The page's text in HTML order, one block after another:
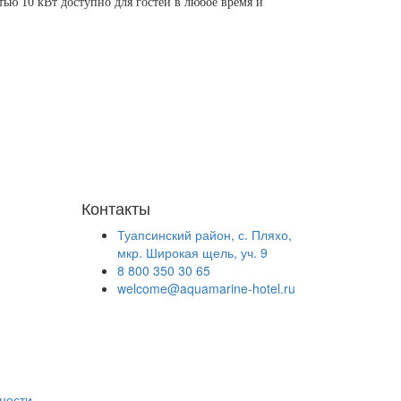
Контакты
Туапсинский район, с. Пляхо,
мкр. Широкая щель, уч. 9
8 800 350 30 65
welcome@aquamarine-hotel.ru